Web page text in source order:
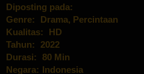
Diposting pada:
Genre:
Drama, Percintaan
Kualitas:
HD
Tahun:
2022
Durasi: 80 Min
Negara: Indonesia